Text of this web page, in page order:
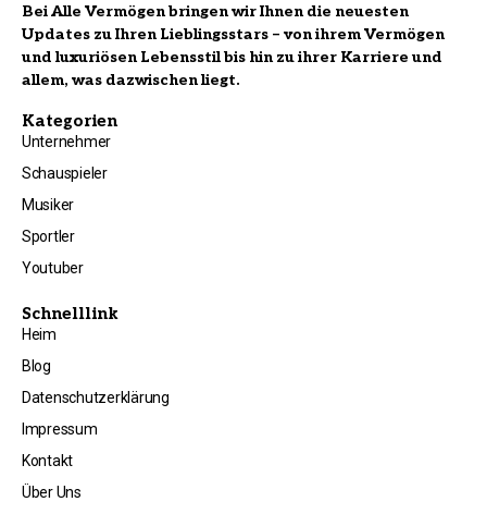
Bei Alle Vermögen bringen wir Ihnen die neuesten
Updates zu Ihren Lieblingsstars – von ihrem Vermögen
und luxuriösen Lebensstil bis hin zu ihrer Karriere und
allem, was dazwischen liegt.
Kategorien
Unternehmer
Schauspieler
Musiker
Sportler
Youtuber
Schnelllink
Heim
Blog
Datenschutzerklärung
Impressum
Kontakt
Über Uns